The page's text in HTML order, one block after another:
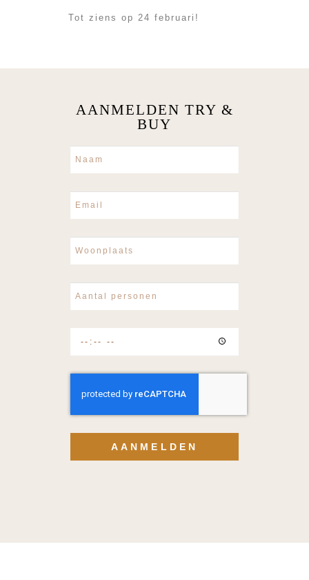
Tot ziens op 24 februari!
AANMELDEN TRY &
BUY
AANMELDEN